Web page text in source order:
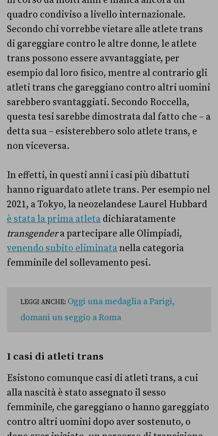
quadro condiviso a livello internazionale.
Secondo chi vorrebbe vietare alle atlete trans
di gareggiare contro le altre donne, le atlete
trans possono essere avvantaggiate, per
esempio dal loro fisico, mentre al contrario gli
atleti trans che gareggiano contro altri uomini
sarebbero svantaggiati. Secondo Roccella,
questa tesi sarebbe dimostrata dal fatto che – a
detta sua – esisterebbero solo atlete trans, e
non viceversa.
In effetti, in questi anni i casi più dibattuti
hanno riguardato atlete trans. Per esempio nel
2021, a Tokyo, la neozelandese Laurel Hubbard
è stata la prima atleta dichiaratamente
transgendera partecipare alle Olimpiadi,
venendo subito eliminatanella categoria
femminile del sollevamento pesi.
LEGGI ANCHE: Oggi una medaglia a Parigi,
domani un seggio a Roma
I casi di atleti trans
Esistono comunque casi di atleti trans, a cui
alla nascità è stato assegnato il sesso
femminile, che gareggiano o hanno gareggiato
contro altri uomini dopo aver sostenuto, o